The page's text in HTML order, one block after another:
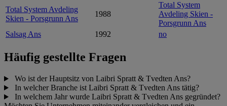
Total System Avdeling
Skien - Porsgrunn Ans
1988
Total System
Avdeling Skien -
Porsgrunn Ans
Salsag Ans
1992 no
Häufig gestellte Fragen
Wo ist der Hauptsitz von Laibri Spratt & Tvedten Ans?
In welcher Branche ist Laibri Spratt & Tvedten Ans tätig?
In welchem Jahr wurde Laibri Spratt & Tvedten Ans gegründet?